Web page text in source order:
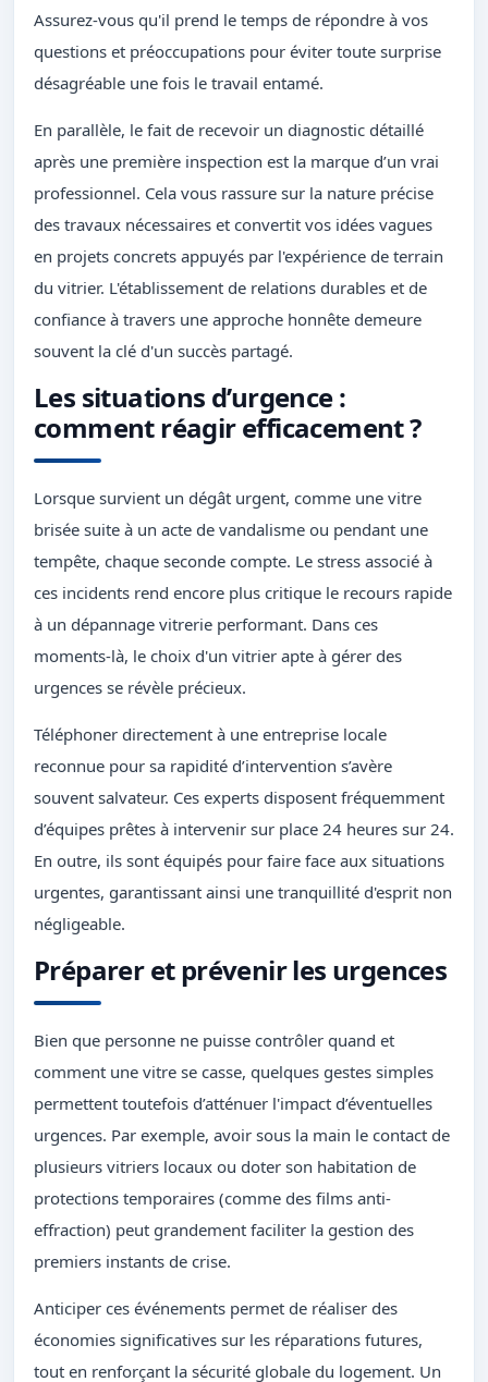
Assurez-vous qu'il prend le temps de répondre à vos
questions et préoccupations pour éviter toute surprise
désagréable une fois le travail entamé.
En parallèle, le fait de recevoir un diagnostic détaillé
après une première inspection est la marque d’un vrai
professionnel. Cela vous rassure sur la nature précise
des travaux nécessaires et convertit vos idées vagues
en projets concrets appuyés par l'expérience de terrain
du vitrier. L'établissement de relations durables et de
confiance à travers une approche honnête demeure
souvent la clé d'un succès partagé.
Les situations d’urgence :
comment réagir efficacement ?
Lorsque survient un dégât urgent, comme une vitre
brisée suite à un acte de vandalisme ou pendant une
tempête, chaque seconde compte. Le stress associé à
ces incidents rend encore plus critique le recours rapide
à un dépannage vitrerie performant. Dans ces
moments-là, le choix d'un vitrier apte à gérer des
urgences se révèle précieux.
Téléphoner directement à une entreprise locale
reconnue pour sa rapidité d’intervention s’avère
souvent salvateur. Ces experts disposent fréquemment
d’équipes prêtes à intervenir sur place 24 heures sur 24.
En outre, ils sont équipés pour faire face aux situations
urgentes, garantissant ainsi une tranquillité d'esprit non
négligeable.
Préparer et prévenir les urgences
Bien que personne ne puisse contrôler quand et
comment une vitre se casse, quelques gestes simples
permettent toutefois d’atténuer l'impact d’éventuelles
urgences. Par exemple, avoir sous la main le contact de
plusieurs vitriers locaux ou doter son habitation de
protections temporaires (comme des films anti-
effraction) peut grandement faciliter la gestion des
premiers instants de crise.
Anticiper ces événements permet de réaliser des
économies significatives sur les réparations futures,
tout en renforçant la sécurité globale du logement. Un